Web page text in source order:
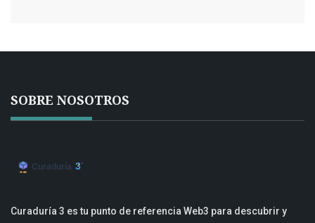
SOBRE NOSOTROS
Curaduría 3 es tu punto de referencia Web3 para descubrir y